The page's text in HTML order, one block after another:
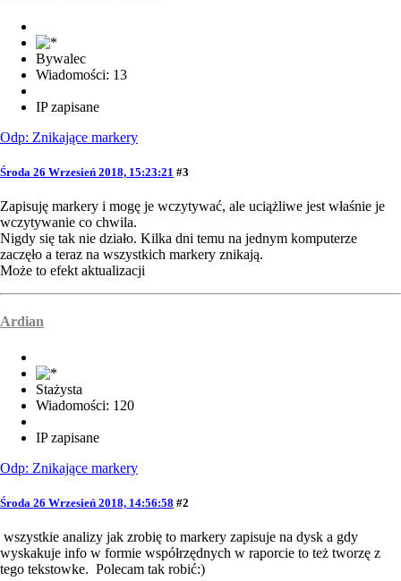
Bywalec
Wiadomości: 13
IP zapisane
Odp: Znikające markery
Środa 26 Wrzesień 2018, 15:23:21 #3
Zapisuję markery i mogę je wczytywać, ale uciążliwe jest właśnie je
wczytywanie co chwila.
Nigdy się tak nie działo. Kilka dni temu na jednym komputerze
zaczęło a teraz na wszystkich markery znikają.
Może to efekt aktualizacji
Ardian
Stażysta
Wiadomości: 120
IP zapisane
Odp: Znikające markery
Środa 26 Wrzesień 2018, 14:56:58 #2
wszystkie analizy jak zrobię to markery zapisuje na dysk a gdy
wyskakuje info w formie współrzędnych w raporcie to też tworzę z
tego tekstowke. Polecam tak robić:)